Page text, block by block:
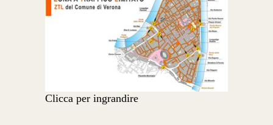
Clicca per ingrandire